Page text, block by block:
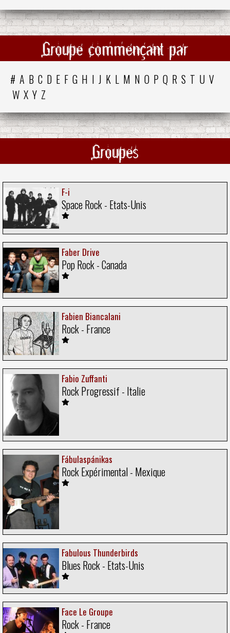
Groupe commençant par
# A B C D E F G H I J K L M N O P Q R S T U V
W X Y Z
Groupes
F-i
Space Rock - Etats-Unis
Faber Drive
Pop Rock - Canada
Fabien Biancalani
Rock - France
Fabio Zuffanti
Rock Progressif - Italie
Fábulaspánikas
Rock Expérimental - Mexique
Fabulous Thunderbirds
Blues Rock - Etats-Unis
Face Le Groupe
Rock - France